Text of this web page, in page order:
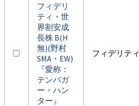
フィデリ
ティ・世
界割安成
長株 B(H
無)(野村
SMA・EW)
『愛称：
テンバガ
ー・ハン
ター』
フィデリティ